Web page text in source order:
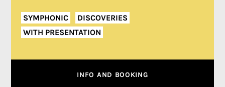
SYMPHONIC
DISCOVERIES
WITH PRESENTATION
INFO AND BOOKING